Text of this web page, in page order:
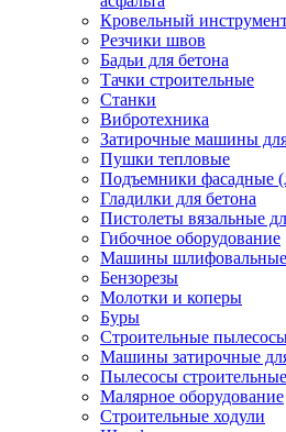
Кровельный
Резчики швов
Бадьи для бетона
Тачки строительные
Станки
Вибротехника
Затирочные машины
Пушки тепловые
Подъемники фасадные
Гладилки для бетона
Пистолеты вязальные
Гибочное оборудование
Машины шлифовальные
Бензорезы
Молотки и коперы
Буры
Строительные
Машины затирочные
Пылесосы строительные
Малярное оборудование
Строительные ходули